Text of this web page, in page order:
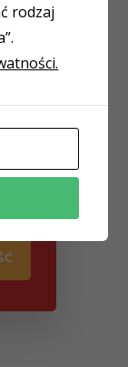
rodzaj